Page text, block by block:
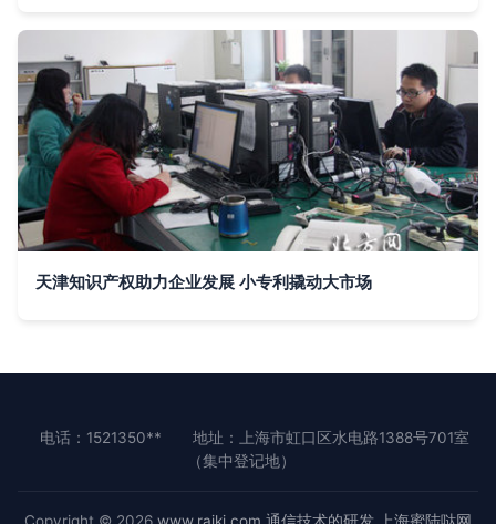
天津知识产权助力企业发展 小专利撬动大市场
电话：1521350**
地址：上海市虹口区水电路1388号701室
（集中登记地）